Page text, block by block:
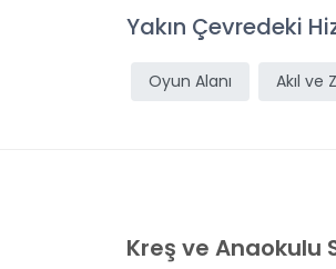
Yakın Çevredeki
Oyun Alanı Akıl ve
Kreş ve Anaokulu